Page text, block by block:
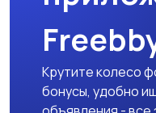
Крутите колесо
бонусы, удобно